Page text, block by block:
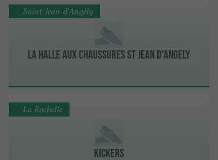
LA HALLE AUX CHAUSSURES ST JEAN D'ANGELY
Saint-Jean-d'Angély
Kickers
La Rochelle